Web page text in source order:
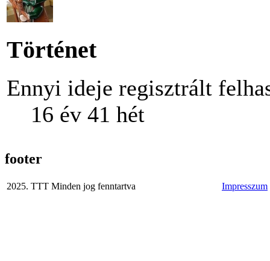
Történet
Ennyi ideje regisztrált
16 év 41 hét
footer
2025. TTT Minden jog fenntartva Impresszum